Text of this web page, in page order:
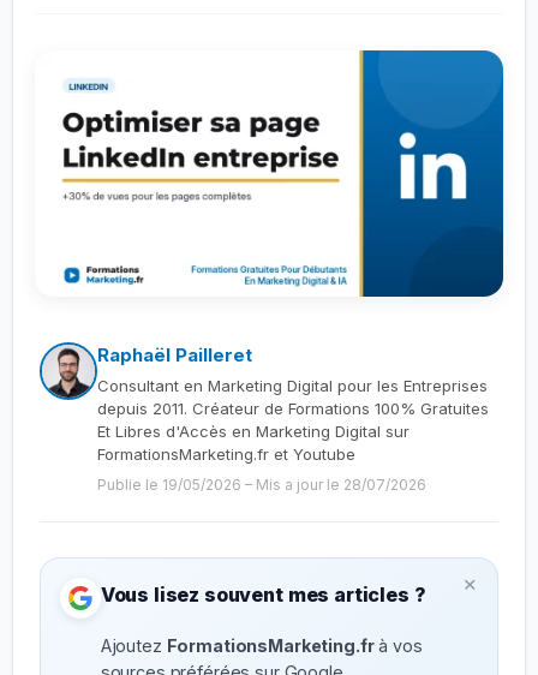
Raphaël Pailleret
Consultant en Marketing Digital pour les Entreprises
depuis 2011. Créateur de Formations 100% Gratuites
Et Libres d'Accès en Marketing Digital sur
FormationsMarketing.fr et Youtube
Publie le 19/05/2026 – Mis a jour le 28/07/2026
×
Vous lisez souvent mes articles ?
Ajoutez FormationsMarketing.frà vos